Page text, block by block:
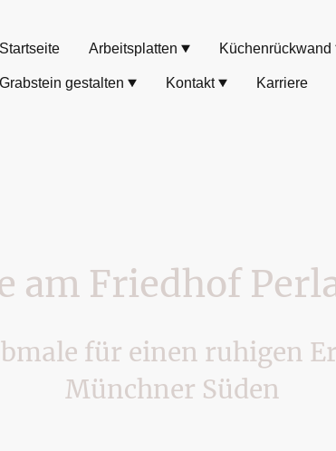
Startseite Arbeitsplatten Küchenrückwand
Grabstein gestalten Kontakt Karriere
am Friedhof
für einen ruhigen
Münchner Süden